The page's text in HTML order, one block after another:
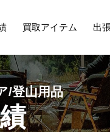
買取アイテム 出
/登山用品